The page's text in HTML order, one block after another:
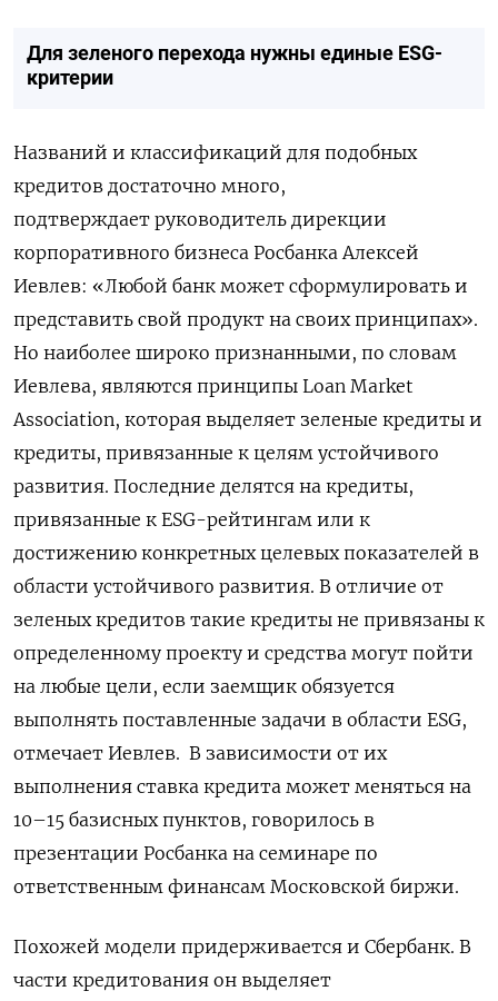
Для зеленого перехода нужны единые ESG-
критерии
Названий и классификаций для подобных
кредитов достаточно много,
подтверждает руководитель дирекции
корпоративного бизнеса Росбанка Алексей
Иевлев: «Любой банк может сформулировать и
представить свой продукт на своих принципах».
Но наиболее широко признанными, по словам
Иевлева, являются принципы Loan Market
Association, которая выделяет зеленые кредиты и
кредиты, привязанные к целям устойчивого
развития. Последние делятся на кредиты,
привязанные к ESG-рейтингам или к
достижению конкретных целевых показателей в
области устойчивого развития. В отличие от
зеленыхкредитов такие кредиты не привязаны к
определенному проекту и средства могут пойти
на любые цели, если заемщик обязуется
выполнять поставленные задачи в области ESG,
отмечает Иевлев. В зависимости от их
выполнения ставка кредита может меняться на
10–15 базисных пунктов, говорилось в
презентации Росбанка на семинаре по
ответственным финансам Московской биржи.
Похожей модели придерживается и Сбербанк. В
части кредитования он выделяет